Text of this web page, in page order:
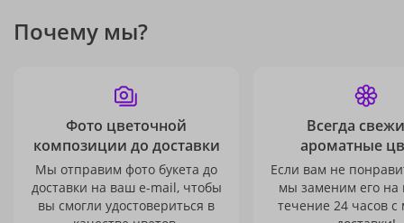
Почему мы?
Фото цветочной
композиции до доставки
Мы отправим фото букета до
доставки на ваш e-mail, чтобы
вы смогли удостовериться в
Всегда
ароматные
Если вам не
мы заменим его на
течение 24 часов с